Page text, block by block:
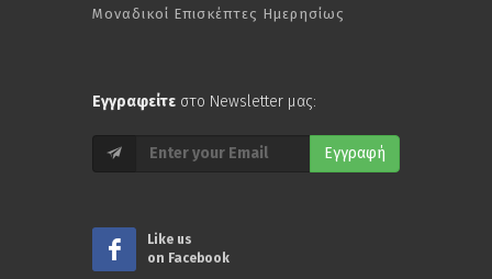
Μοναδικοί Επισκέπτες Ημερησίως
Εγγραφείτε στο Newsletter μας:
Εγγραφή
Like us
on Facebook